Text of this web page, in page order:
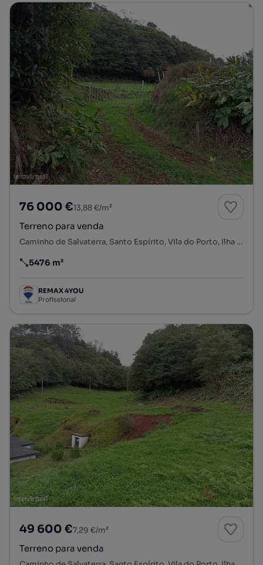
76 000 €13,88 €/m²
Terreno para venda
Caminho de Salvaterra, Santo Espírito, Vila do Porto, Ilha de Santa Maria
Preço por metro quadrado
5476 m²
REMAX 4YOU
Profissional
49 600 €7,29 €/m²
Terreno para venda